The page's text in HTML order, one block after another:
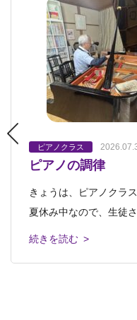
ピアノクラス
ピアノの調律
きょうは、ピアノクラ
夏休み中なので、生徒
続きを読む >
オンラインぱお プレプ
ジュニアクラス
科 ロボット教室
ありがとう2023
私達が齢33で立ち上げ
プレプチ プチクラス
中高生クラス・おとなクラス
室 ピアノクラス
2023年忘年会～
ピアノクラス 会員さ
ピアノクラスの
した♪
ピアノクラス発表会の
楽の礎を築いた古い時代
ピアノクラス
もうすぐピアノク
ピアノクラスの溝尻雅
アノクラスの発表会で
続きを読む >